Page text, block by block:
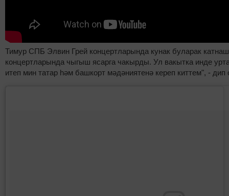
Тимур СПБ Элвин Грей концертларында кунак буларак
концертларында чыгыш ясарга чакырды. Ул вакытка инде
итеп мин татар һәм башкорт мәдәниятенә кереп киттем", - дип